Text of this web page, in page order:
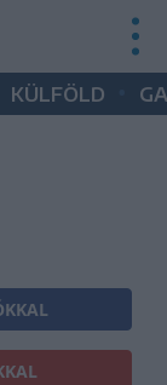
KÜLFÖLD